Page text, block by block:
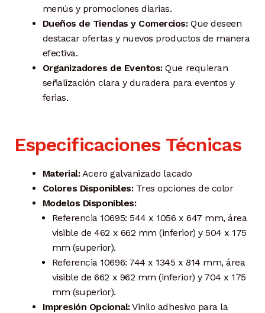
menús y promociones diarias.
Dueños de Tiendas y Comercios:Que deseen
destacar ofertas y nuevos productos de manera
efectiva.
Organizadores de Eventos:Que requieran
señalización clara y duradera para eventos y
ferias.
Especificaciones Técnicas
Material:Acero galvanizado lacado
Colores Disponibles:Tres opciones de color
Modelos Disponibles:
Referencia 10695: 544 x 1056 x 647 mm, área
visible de 462 x 662 mm (inferior) y 504 x 175
mm (superior).
Referencia 10696: 744 x 1345 x 814 mm, área
visible de 662 x 962 mm (inferior) y 704 x 175
mm (superior).
Impresión Opcional:Vinilo adhesivo para la